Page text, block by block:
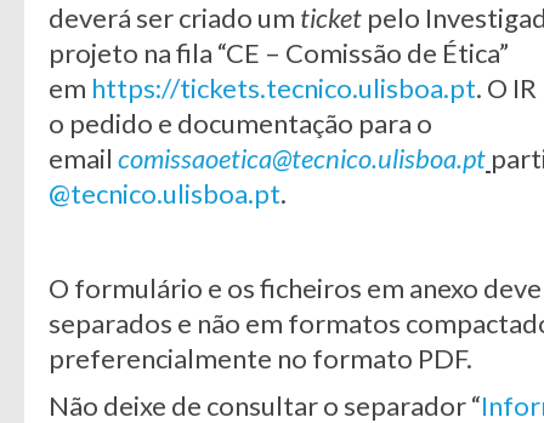
deverá ser criado um ticket pelo
projeto na fila “CE – Comissão de Ética”
em https://tickets.tecnico.ulisboa.pt. O
o pedido e documentação para o
email comissaoetica@tecnico.ulisboa.pt
@tecnico.ulisboa.pt.
O formulário e os ficheiros em anexo
separados e não em formatos
preferencialmente no formato PDF.
Não deixe de consultar o separador “